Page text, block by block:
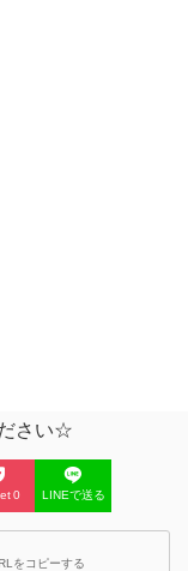
さい☆
0 LINEで送る
をコピーする